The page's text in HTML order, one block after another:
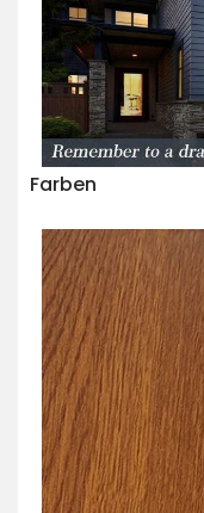
Farben